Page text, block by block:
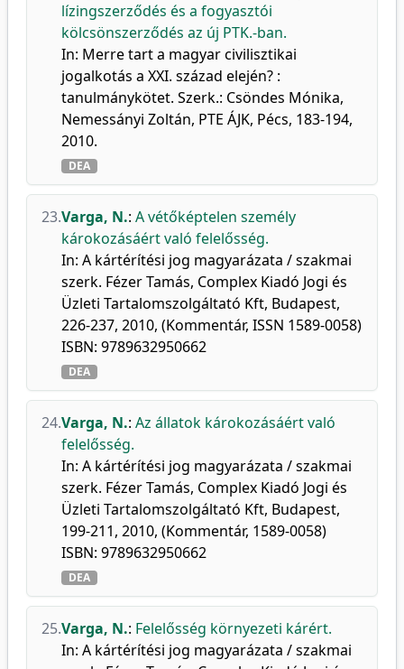
lízingszerződés és a fogyasztói
kölcsönszerződés az új PTK.-ban.
In: Merre tart a magyar civilisztikai
jogalkotás a XXI. század elején? :
tanulmánykötet. Szerk.: Csöndes Mónika,
Nemessányi Zoltán, PTE ÁJK, Pécs, 183-194,
2010.
DEA
23.Varga, N.: A vétőképtelen személy
károkozásáért való felelősség.
In: A kártérítési jog magyarázata / szakmai
szerk. Fézer Tamás, Complex Kiadó Jogi és
Üzleti Tartalomszolgáltató Kft, Budapest,
226-237, 2010, (Kommentár, ISSN 1589-0058)
ISBN: 9789632950662
DEA
24.Varga, N.: Az állatok károkozásáért való
felelősség.
In: A kártérítési jog magyarázata / szakmai
szerk. Fézer Tamás, Complex Kiadó Jogi és
Üzleti Tartalomszolgáltató Kft, Budapest,
199-211, 2010, (Kommentár, 1589-0058)
ISBN: 9789632950662
DEA
25.Varga, N.: Felelősség környezeti kárért.
In: A kártérítési jog magyarázata / szakmai